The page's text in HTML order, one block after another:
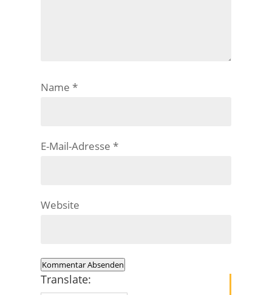
Name*
E-Mail-Adresse*
Website
Kommentar Absenden
Translate: